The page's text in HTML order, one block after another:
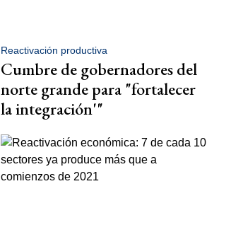
Reactivación productiva
Cumbre de gobernadores del
norte grande para "fortalecer
la integración'"